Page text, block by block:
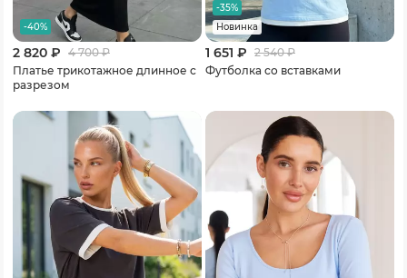
-40%
2 820 ₽ 4 700₽
Платье трикотажное длинное с
разрезом
-35%
Новинка
1 651 ₽ 2 540₽
Футболка со вставками